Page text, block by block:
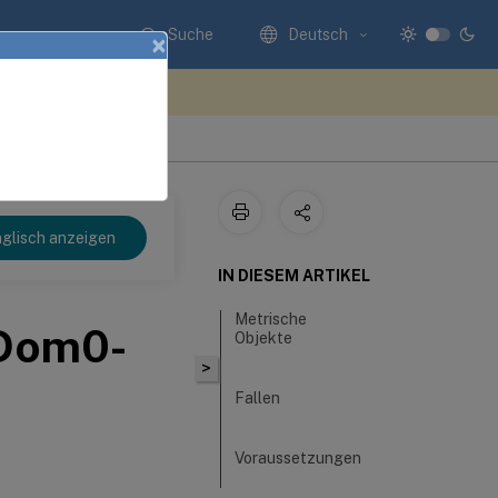
Suche Deutsch
anzeigen
>
IN DIESEM ARTIKEL
Metrische
Objekte
Fallen
Voraussetzungen
×